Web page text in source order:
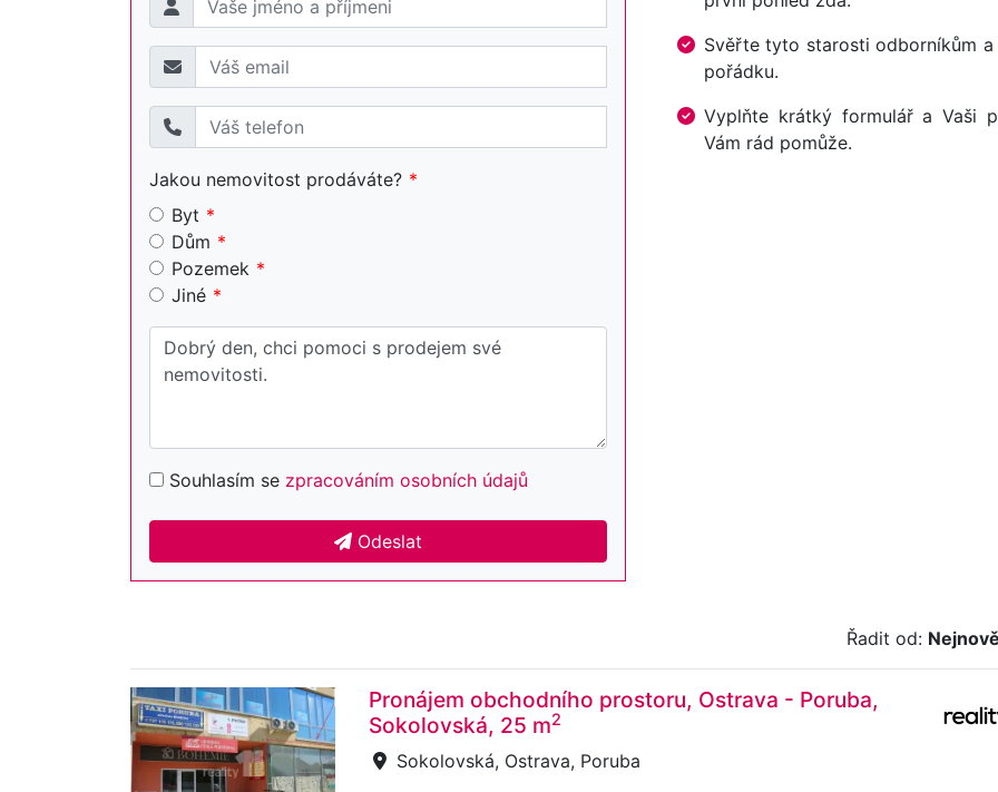
Jakou nemovitost prodáváte?
Byt
Dům
Pozemek
Jiné
Souhlasím se zpracováním osobních údajů
Odeslat
Svěřte tyto starosti odborníkům
pořádku.
Vyplňte krátký formulář a Vaši
Vám rád pomůže.
Řadit od:
Pronájem obchodního prostoru, Ostrava - Poruba,
Sokolovská, 25 m2
Sokolovská, Ostrava, Poruba